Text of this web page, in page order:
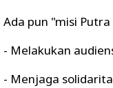
Ada pun "misi
- Melakukan
- Menjaga